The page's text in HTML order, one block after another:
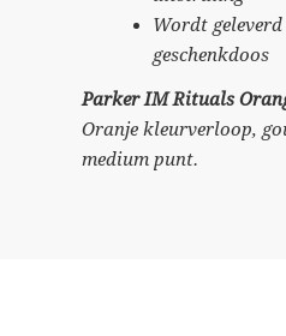
Wordt
geschenkdoos
Parker IM Rituals
Oranje kleurverloop,
medium punt.